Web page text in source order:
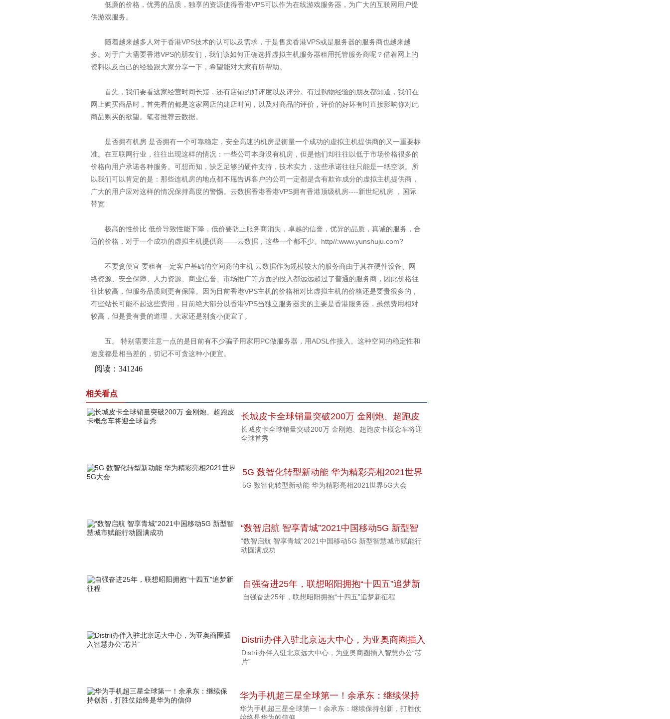
低廉的价格，优秀的品质，独享的资源使得香港VPS可以作为在线游戏服务器，为广大的互联网用户提
供游戏服务。
随着越来越多人对于香港VPS技术的认可以及需求，于是售卖香港VPS或是服务器的服务商也越来越
多。对于广大需要香港VPS的朋友们，我们该如何正确选择虚拟主机服务器租用托管服务商呢？借着网上的
资料以及自己的经验跟大家分享一下，希望能对大家有所帮助。
首先，我们要看这家经营时间长短，还有店铺的好评度以及评分。有过购物经验的朋友都知道，我们在
网上购买商品时，首先看的都是这家网店的建店时间，以及对商品的评价，评价的好坏有时直接影响你对此
商品购买的欲望。笔者推荐云数据。
是否拥有机房 是否拥有一个可靠稳定，安全高速的机房是衡量一个成功的虚拟主机提供商的又一重要标
准。在互联网行业，往往出现这样的情况：一些公司本身没有机房，但是他们却往往以低于市场价格很多的
价格向用户承诺各种服务。可想而知，缺乏足够的硬件支持，技术实力，这些承诺往往只能是一纸空谈。所
以我们可以肯定的是：那些连机房的地点都不愿告诉客户的公司一定都是含有欺诈成分的虚拟主机提供商，
广大的用户应对这样的情况保持高度的警惕。云数据香港香港VPS拥有香港顶级机房----新世纪机房 ，国际
带宽
极高的性价比 低价导致性能下降，低价要防止服务商消失，卓越的信誉，优异的品质，真诚的服务，合
适的价格，对于一个成功的虚拟主机提供商——云数据，这些一个都不少。http//:www.yunshuju.com?
不要贪便宜 要租有一定客户基础的空间商的主机 云数据作为规模较大的服务商由于其在硬件设备、网
络资源、安全保障、人力资源、商业信誉、市场推广等方面的投入都远远超过了普通的服务商，因此价格往
往比较高，但服务品质则更有保障。因为目前香港VPS主机的价格相对比虚拟主机的价格还是要贵很多的，
有些站长可能不起这些费用，目前绝大部分以香港VPS当独立服务器卖的主要是香港服务器，虽然费用相对
较高，但是贵有贵的道理，大家还是别贪小便宜了。
五。 特别需要注意一点的是目前有不少骗子用家用PC做服务器，用ADSL作接入。这种空间的稳定性和
速度都是相当差的，切记不可贪这种小便宜。
相关看点
长城皮卡全球销量突破200万 金刚炮、超跑皮
卡概念车将迎全球首秀
长城皮卡全球销量突破200万 金刚炮、超跑皮卡概念车将迎
全球首秀
5G 数智化转型新动能 华为精彩亮相2021世界
5G大会
5G 数智化转型新动能 华为精彩亮相2021世界5G大会
“数智启航 智享青城”2021中国移动5G 新型智
慧城市赋能行动圆满成功
“数智启航 智享青城”2021中国移动5G 新型智慧城市赋能行
动圆满成功
自强奋进25年，联想昭阳拥抱“十四五”追梦新
征程
自强奋进25年，联想昭阳拥抱“十四五”追梦新征程
Distrii办伴入驻北京远大中心，为亚奥商圈插入
智慧办公“芯片”
Distrii办伴入驻北京远大中心，为亚奥商圈插入智慧办公“芯
片”
华为手机超三星全球第一！余承东：继续保持
创新，打胜仗始终是华为的信仰
华为手机超三星全球第一！余承东：继续保持创新，打胜仗